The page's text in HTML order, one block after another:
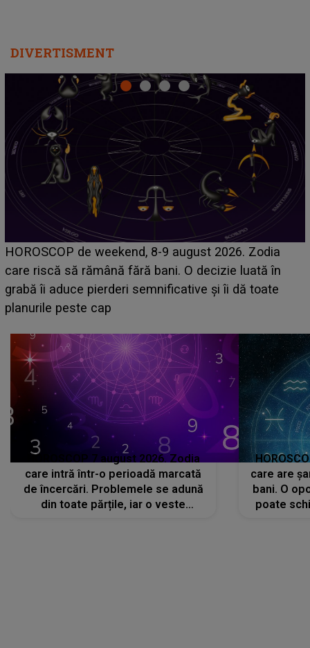
DIVERTISMENT
Emanuel a ținut ACEST DETALIU ASCUNS până
acum! În fața Alexandrei, concurentul din Casa Iubirii
face o MĂRTURISIRE NEAȘTEPTATĂ despre mama
sa: "I-am spus și ei în față, eu nu te iubesc pentru
HOROSCOP 7 august 2026. Zodia
care intră într-o perioadă marcată
de încercări. Problemele se adună
din toate părțile, iar o veste
care are
bani. O
poate